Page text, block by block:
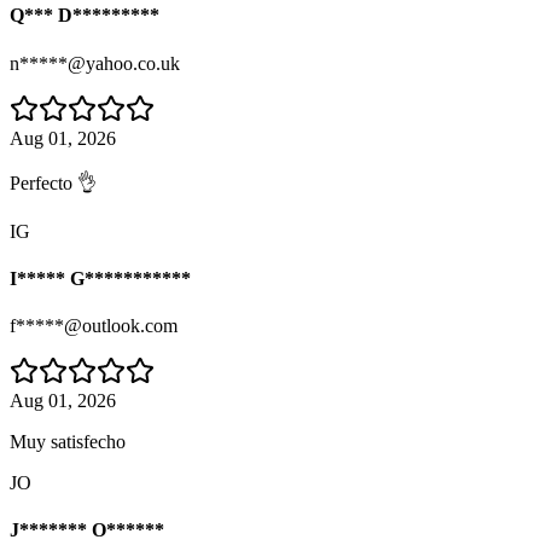
Q*** D*********
n*****@yahoo.co.uk
Aug 01, 2026
Perfecto 👌
IG
I***** G***********
f*****@outlook.com
Aug 01, 2026
Muy satisfecho
JO
J******* O******